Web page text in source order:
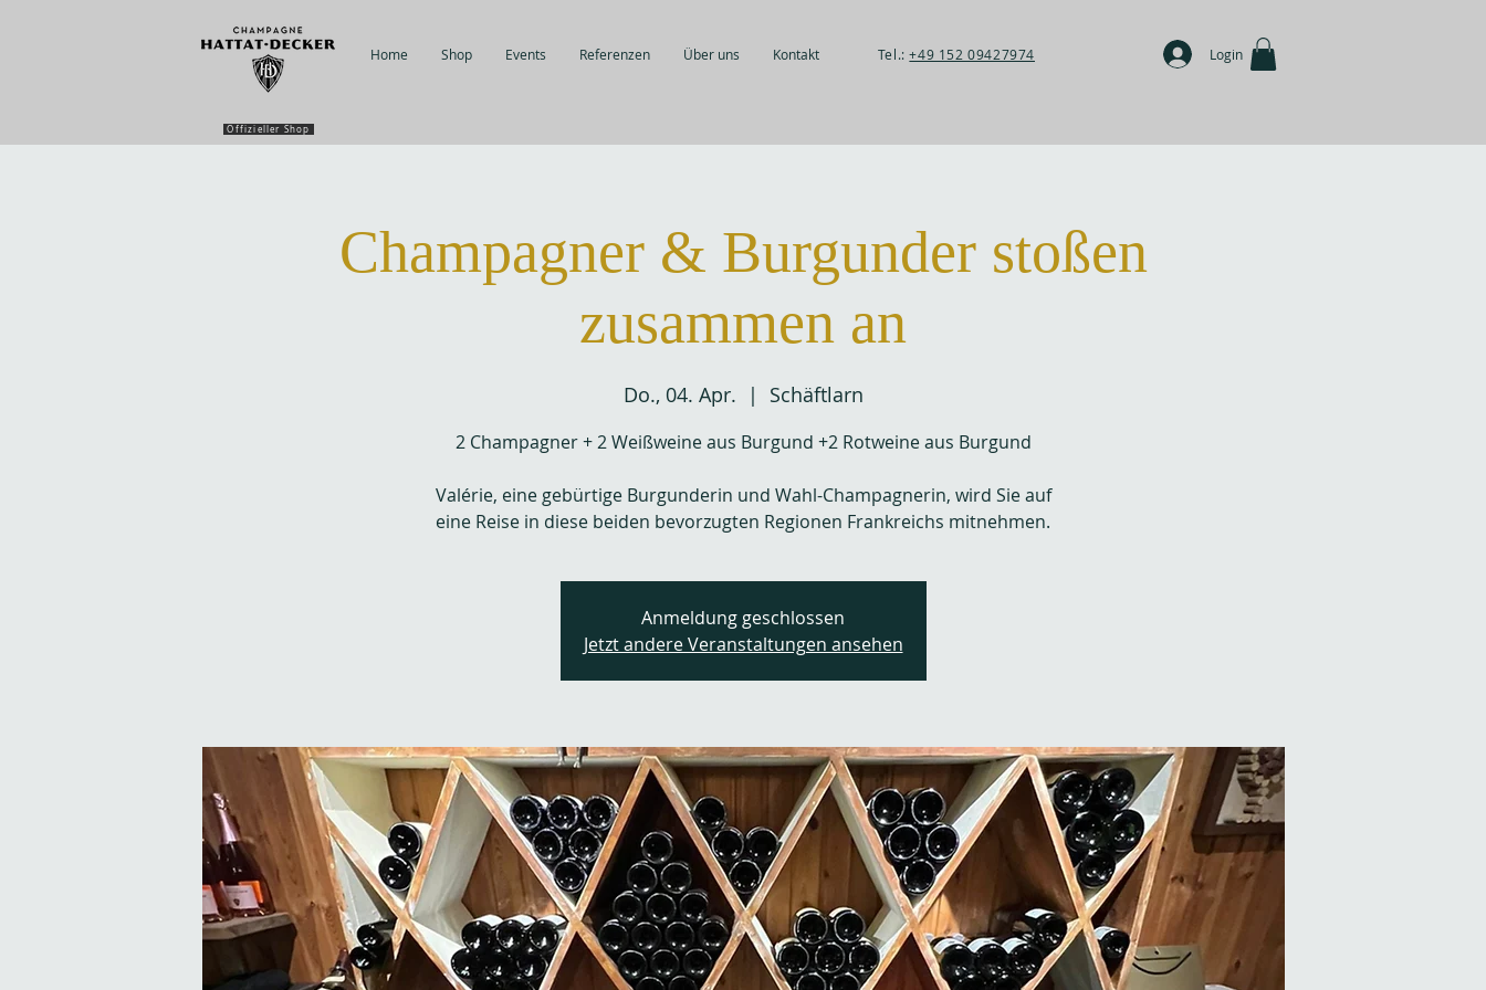
Tel.:+49 152 09427974
Home Shop Events Referenzen Über uns Kontakt Login
Offizieller Shop
Champagner & Burgunder stoßen
zusammen an
Do., 04. Apr.
  |
Schäftlarn
2 Champagner + 2 Weißweine aus Burgund +2 Rotweine aus Burgund
Valérie, eine gebürtige Burgunderin und Wahl-Champagnerin, wird Sie auf
eine Reise in diese beiden bevorzugten Regionen Frankreichs mitnehmen.
Anmeldung geschlossen
Jetzt andere Veranstaltungen ansehen